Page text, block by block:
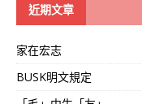
近期文章
家在宏志
BUSK明文規定